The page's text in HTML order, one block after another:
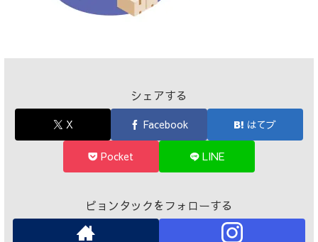
シェアする
X Facebook はてブ
Pocket LINE
ピョンタックをフォローする